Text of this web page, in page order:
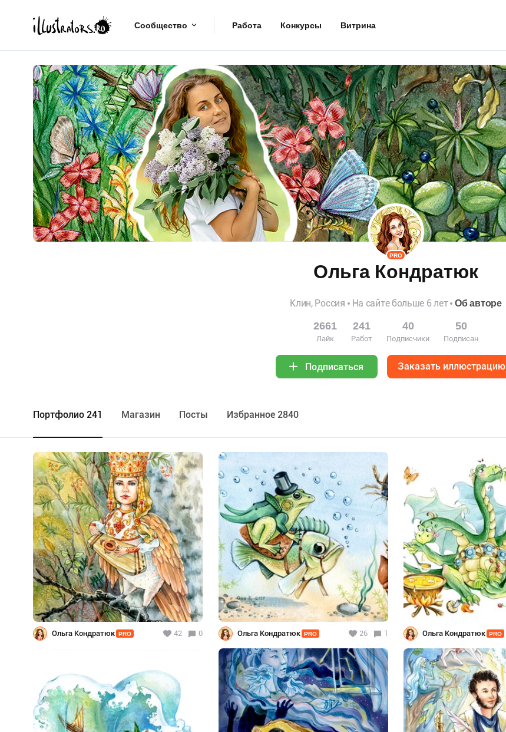
Сообщество Работа Конкурсы Витрина
PRO
Ольга Кондратюк
Клин, Россия На сайте больше 6 лет Об авторе
2661
Лайк
241
Работ
40
Подписчики
50
Подписан
Подписаться Заказать иллюстрацию
Портфолио 241 Maгазин Посты Избранное 2840
Ольга Кондратюк PRO 42 0 Ольга Кондратюк PRO 26 1 Ольга Кондратюк PRO